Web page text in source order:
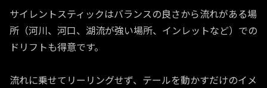
サイレントスティックはバランスの良さから流れがある場
所（河川、河口、湖流が強い場所、インレットなど）での
ドリフトも得意です。
流れに乗せてリーリングせず、テールを動かすだけのイメ